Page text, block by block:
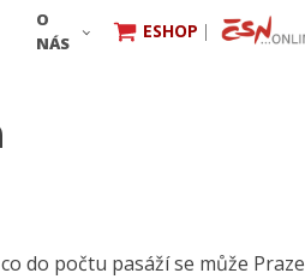
O
NÁS
ESHOP |
do počtu pasáží se může Praze